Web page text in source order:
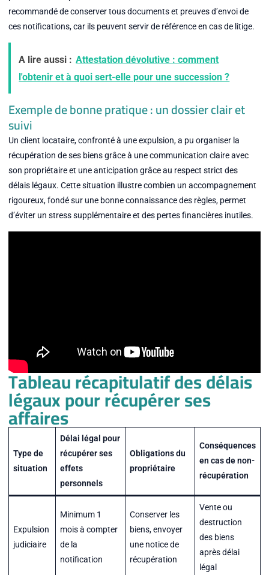
recommandé de conserver tous documents et preuves d’envoi de
ces notifications, car ils peuvent servir de référence en cas de litige.
A lire aussi : Attestation dévolutive : comment
l'obtenir et à quoi sert-elle pour une succession ?
Exemple de bonne pratique : un dossier clair et
suivi
Un client locataire, confronté à une expulsion, a pu organiser la
récupération de ses biens grâce à une communication claire avec
son propriétaire et une anticipation grâce au respect strict des
délais légaux. Cette situation illustre combien un accompagnement
rigoureux, fondé sur une bonne connaissance des règles, permet
d’éviter un stress supplémentaire et des pertes financières inutiles.
Tableau récapitulatif des délais
légaux pour récupérer ses
affaires
Type de
situation
Délai légal pour
récupérer ses
effets
personnels
Obligations du
propriétaire
Conséquences
en cas de non-
récupération
Expulsion
judiciaire
Minimum 1
mois à compter
de la
notification
Conserver les
biens, envoyer
une notice de
récupération
Vente ou
destruction
des biens
après délai
légal